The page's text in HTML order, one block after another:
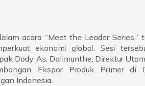
acara “Meet the Leader Series,”
ekonomi global. Sesi
Dody As. Dalimunthe, Direktur
Ekspor Produk Primer di
Indonesia.